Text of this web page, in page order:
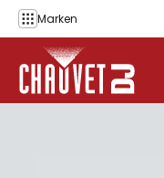
Zum Inhalt springen
Marken